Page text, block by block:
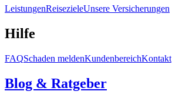
LeistungenReisezieleUnsere Versicherungen
Hilfe
FAQSchaden meldenKundenbereichKontakt
Blog & Ratgeber